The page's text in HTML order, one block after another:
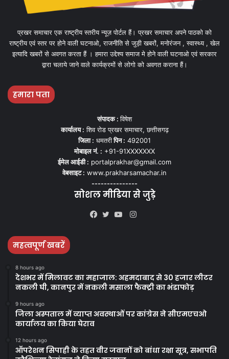
प्रखर समाचार एक राष्ट्रीय स्तरीय न्यूज़ पोर्टल हैं। प्रखर समाचार अपने पाठको को
राष्ट्रीय एवं स्तर पर होने वाली घटनाओ, राजनीति से जुड़ी खबरों, मनोरंजन , स्वास्थ्य , खेल
इत्यादि खबरों से अवगत करता हैं । हमारा उद्देश्य समाज मे होने वाली घटनाओ एवं सरकार
द्वारा चलाये जाने वाले कार्यक्रमों से लोगो को अवगत कराना हैं।
हमारा पता
संपादक :विषेश
कार्यालय : शिव रोड प्रखर समाचार, छत्तीसगढ़
जिला : धमतरीपिन : 492001
मोबाइल नं. : +91-91XXXXXXX
ईमेल आईडी : portalprakhar@gmail.com
वेबसाइट : www.prakharsamachar.in
---------------
सोशल मीडिया से जुड़े
Instagram
महत्वपूर्ण खबरें
8 hours ago
देशभर में मिलावट का महाजाल: अहमदाबाद से 30 हजार लीटर
नकली घी, कानपुर में नकली मसाला फैक्ट्री का भंडाफोड़
9 hours ago
जिला अस्पताल में व्याप्त अवस्थाओं पर कांग्रेस ने सीएमएचओ
कार्यालय का किया घेराव
12 hours ago
ऑपरेशन सिपाही के तहत वीर जवानों को बांधा रक्षा सूत्र, सभापति